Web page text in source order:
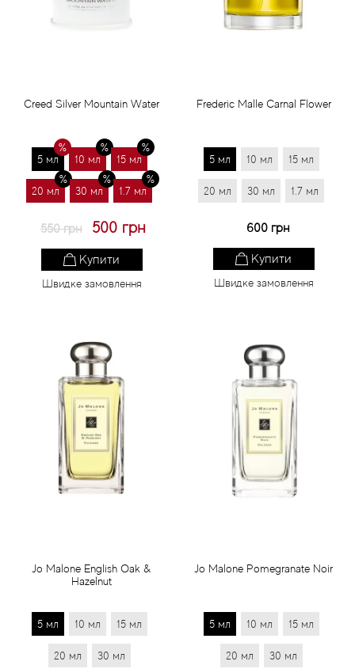
Creed Silver Mountain Water
5 мл 10 мл 15 мл
20 мл 30 мл 1.7 мл
550 грн 500 грн
Купити
Швидке замовлення
Frederic Malle Carnal Flower
5 мл 10 мл 15 мл
20 мл 30 мл 1.7 мл
600 грн
Купити
Швидке замовлення
Jo Malone English Oak &
Hazelnut
5 мл 10 мл 15 мл
20 мл 30 мл
Jo Malone Pomegranate Noir
5 мл 10 мл 15 мл
20 мл 30 мл